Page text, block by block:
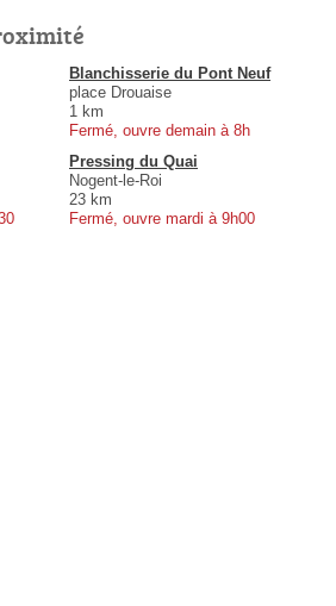
Blanchisserie du Pont Neuf
place Drouaise
1 km
Fermé, ouvre demain à 8h
Pressing du Quai
Nogent-le-Roi
23 km
Fermé, ouvre mardi à 9h00